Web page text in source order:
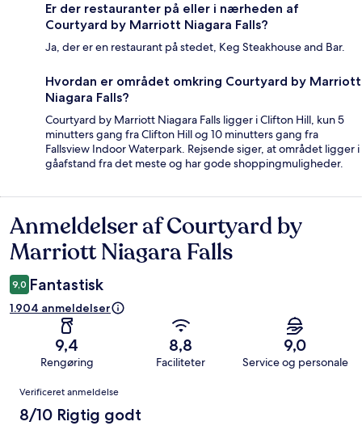
Er der restauranter på eller i nærheden af
Courtyard by Marriott Niagara Falls?
Ja, der er en restaurant på stedet, Keg Steakhouse and Bar.
Hvordan er området omkring Courtyard by Marriott
Niagara Falls?
Courtyard by Marriott Niagara Falls ligger i Clifton Hill, kun 5
minutters gang fra Clifton Hill og 10 minutters gang fra
Fallsview Indoor Waterpark. Rejsende siger, at området ligger i
gåafstand fra det meste og har gode shoppingmuligheder.
Anmeldelser
Anmeldelser af Courtyard by
Marriott Niagara Falls
9,0 Fantastisk
1.904 anmeldelser
9,4
Rengøring
8,8
Faciliteter
9,0
Service og personale
Anmeldelser
Verificeret anmeldelse
8/10 Rigtig godt